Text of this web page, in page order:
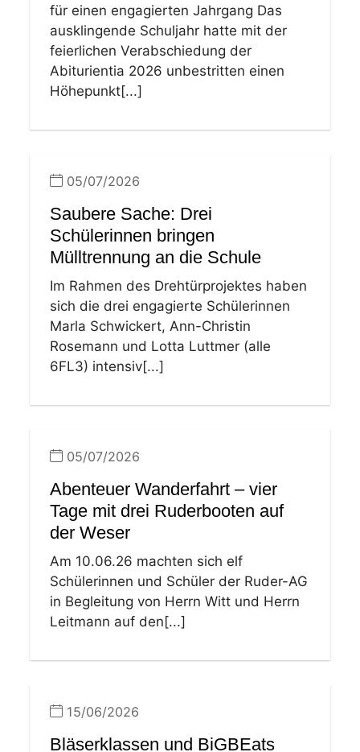
für einen engagierten Jahrgang Das
ausklingende Schuljahr hatte mit der
feierlichen Verabschiedung der
Abiturientia 2026 unbestritten einen
Höhepunkt[...]
05/07/2026
Saubere Sache: Drei
Schülerinnen bringen
Mülltrennung an die Schule
Im Rahmen des Drehtürprojektes haben
sich die drei engagierte Schülerinnen
Marla Schwickert, Ann-Christin
Rosemann und Lotta Luttmer (alle
6FL3) intensiv[...]
05/07/2026
Abenteuer Wanderfahrt – vier
Tage mit drei Ruderbooten auf
der Weser
Am 10.06.26 machten sich elf
Schülerinnen und Schüler der Ruder-AG
in Begleitung von Herrn Witt und Herrn
Leitmann auf den[...]
15/06/2026
Bläserklassen und BiGBEats